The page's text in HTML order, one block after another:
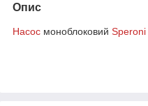
Опис
Насос моноблоковий Speroni